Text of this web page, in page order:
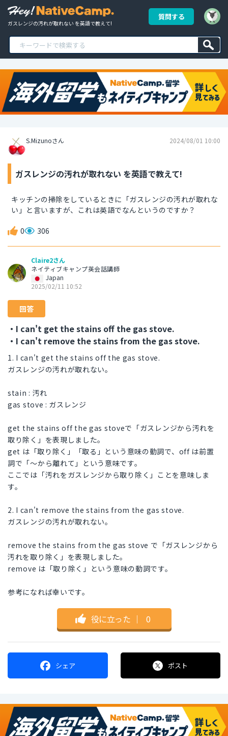
ガスレンジの汚れが取れない を英語で教えて!
質問する
S.Mizunoさん 2024/08/01 10:00
ガスレンジの汚れが取れない を英語で教えて!
キッチンの掃除をしているときに「ガスレンジの汚れが取れな
い」と言いますが、これは英語でなんというのですか？
0 306
Claire2さん
ネイティブキャンプ英会話講師
Japan
2025/02/11 10:52
回答
・I can't get the stains off the gas stove.
・I can't remove the stains from the gas stove.
1. I can't get the stains off the gas stove.
ガスレンジの汚れが取れない。
stain : 汚れ
gas stove : ガスレンジ
get the stains off the gas stoveで「ガスレンジから汚れを
取り除く」を表現しました。
get は「取り除く」「取る」という意味の動詞で、off は前置
詞で「～から離れて」という意味です。
ここでは「汚れをガスレンジから取り除く」ことを意味しま
す。
2. I can't remove the stains from the gas stove.
ガスレンジの汚れが取れない。
remove the stains from the gas stove で「ガスレンジから
汚れを取り除く」を表現しました。
remove は「取り除く」という意味の動詞です。
参考になれば幸いです。
役に立った ｜ 0
シェア ポスト